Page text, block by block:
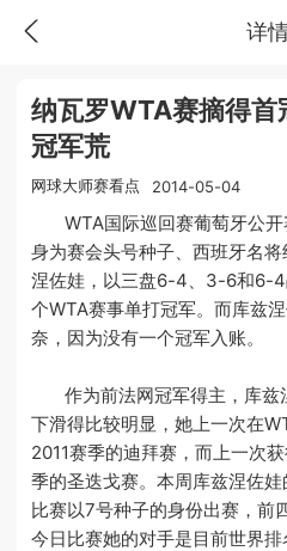
详
纳瓦罗WTA赛摘得首
冠军荒
网球大师赛看点 2014-05-04
WTA国际巡回赛葡萄牙公开
身为赛会头号种子、西班牙名
涅佐娃，以三盘6-4、3-6和6-
个WTA赛事单打冠军。而库兹
奈，因为没有一个冠军入账。
作为前法网冠军得主，库兹
下滑得比较明显，她上一次在
2011赛季的迪拜赛，而上一次
季的圣迭戈赛。本周库兹涅佐
比赛以7号种子的身份出赛，前
今日比赛她的对手是目前世界